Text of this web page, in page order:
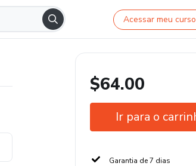
Acessar meu curso
$64.00
Ir para o
Garantia de 7 dias